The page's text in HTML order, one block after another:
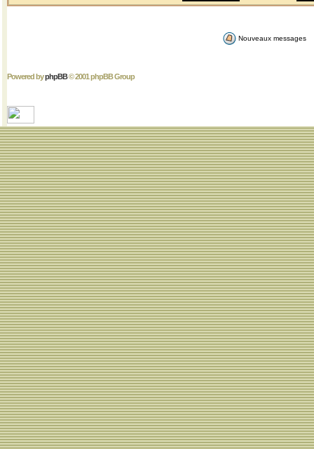
Nouveaux messages
Powered byphpBB© 2001 phpBB Group